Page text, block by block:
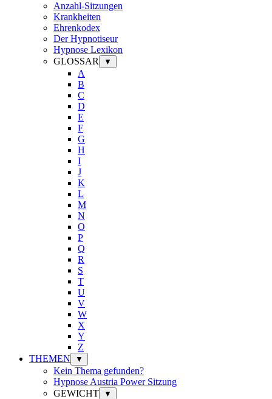
Anzahl-Sitzungen
Krankheiten
Ehrenkodex
Der Hypnotiseur
Hypnose Lexikon
GLOSSAR
▼
A
B
C
D
E
F
G
H
I
J
K
L
M
N
O
P
Q
R
S
T
U
V
W
X
Y
Z
THEMEN
▼
Kein Thema gefunden?
Hypnose Austria Power Sitzung
GEWICHT
▼